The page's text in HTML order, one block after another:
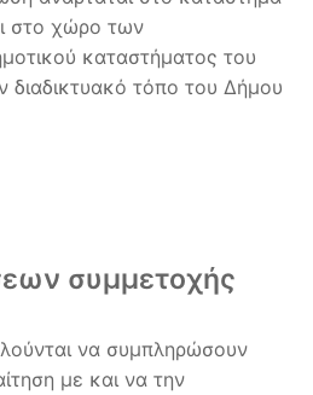
στο χώρο των
καταστήματος του
τόπο του Δήμου
συμμετοχής
να συμπληρώσουν
με και να την